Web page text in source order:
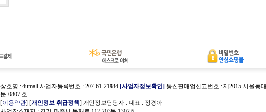
상호명 : 4umall 사업자등록번호 : 207-61-21984 [사업자정보확인] 통신판매업신고번호 : 제2015-서울동대
문-0807 호
[이용약관] [개인정보 취급정책] 개인정보담당자 : 대표 : 정경아